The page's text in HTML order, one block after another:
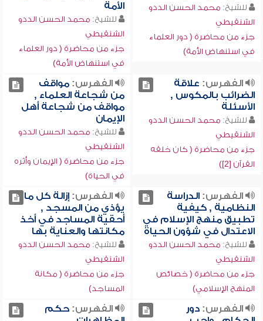
للشيخ: محمد الحسن الددو
الشنقيطي
جزء من محاضرة ( دور العلماء
في استنهاض الأمة)
الأمة
للشيخ: محمد الحسن الددو
الشنقيطي
جزء من محاضرة ( دور العلماء
في استنهاض الأمة)
الفهرس: علاقة
الضرائب بالمكوس ,
الأسئلة
للشيخ: محمد الحسن الددو
الشنقيطي
جزء من محاضرة ( كان خلقه
القرآن [2])
الفهرس:مواقف
من شجاعة العلماء ,
مواقف من شجاعة أهل
الإيمان
للشيخ: محمد الحسن الددو
الشنقيطي
جزء من محاضرة ( الإيمان وأثره
في الحياة)
الفهرس:الدراسة
النظامية , كيفية
تطبيق منهج الإسلام في
الاعتدال في شؤون الحياة
للشيخ: محمد الحسن الددو
الشنقيطي
جزء من محاضرة ( خصائص
المنهج الإسلامي)
الفهرس:إزالة كل ما
يؤذي من المسجد ,
أحقية المساجد في أخذ
مكانتها والعناية بها
للشيخ: محمد الحسن الددو
الشنقيطي
جزء من محاضرة ( مكانة
المساجد)
الفهرس:دور
الفهرس:حكم